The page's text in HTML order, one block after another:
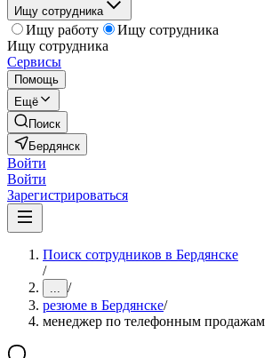
Ищу сотрудника
Ищу работу
Ищу сотрудника
Ищу сотрудника
Сервисы
Помощь
Ещё
Поиск
Бердянск
Войти
Войти
Зарегистрироваться
Поиск сотрудников в Бердянске
/
... /
резюме в Бердянске/
менеджер по телефонным продажам